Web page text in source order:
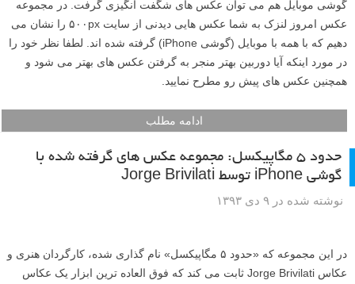
گوشی موبایل هم می توان عکس های شگفت انگیزی گرفت. در مجموعه
عکس امروز لنزک به شما عکس هایی دیدنی از سایت ۵۰۰px را نشان می
دهیم که با همه با موبایل (گوشی iPhone) گرفته شده اند. لطفا نظر خود را
در مورد اینکه آیا دوربین بهتر منجر به گرفتن عکس های بهتر می شود و
همچنین عکس های پیش رو مطرح نمایید.
ادامه مطلب
حدود ۵ مگاپیکسل: مجموعه عکس های گرفته شده با
گوشی iPhone توسط Jorge Brivilati
نوشته شده در ۹ دی ۱۳۹۳
در این مجموعه که «حدود ۵ مگاپیکسل» نام گذاری شده، کارگردان هنری و
عکاس Jorge Brivilati ثابت می کند که فوق العاده ترین ابزار یک عکاس